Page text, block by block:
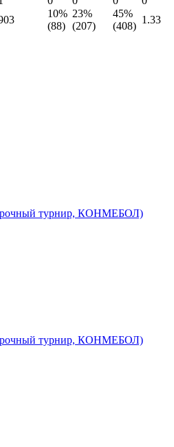
10%
(88)
23%
(207)
45%
(408)
1.33
турнир, КОНМЕБОЛ)
турнир, КОНМЕБОЛ)